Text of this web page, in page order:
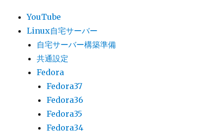
YouTube
Linux自宅サーバー
自宅サーバー構築準備
共通設定
Fedora
Fedora37
Fedora36
Fedora35
Fedora34